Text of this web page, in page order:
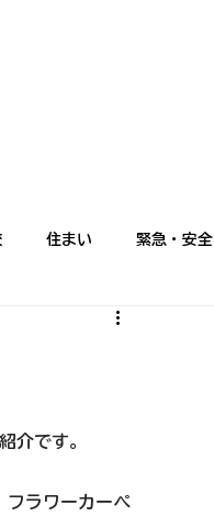
住まい 緊急・安全
介です。
フラワーカーペ